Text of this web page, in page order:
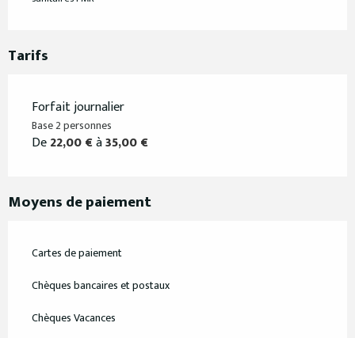
Tarifs
Forfait journalier
Base 2 personnes
De22,00 €à35,00 €
Moyens de paiement
Cartes de paiement
Chèques bancaires et postaux
Chèques Vacances